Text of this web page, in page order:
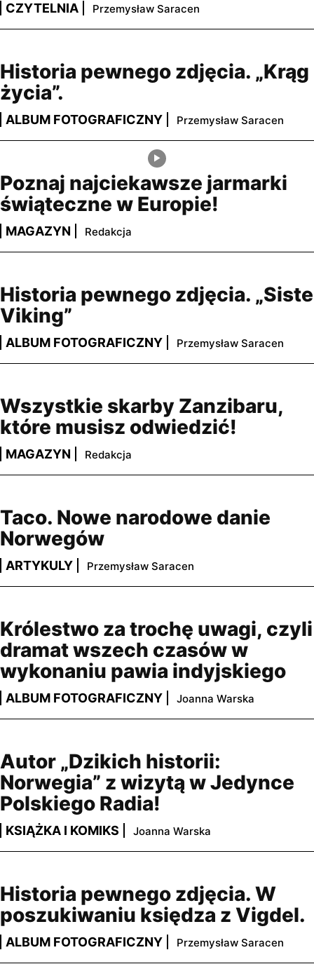
CZYTELNIA Przemysław Saracen
Historia pewnego zdjęcia. „Krąg
życia”.
ALBUM FOTOGRAFICZNY Przemysław Saracen
Poznaj najciekawsze jarmarki
świąteczne w Europie!
MAGAZYN Redakcja
Historia pewnego zdjęcia. „Siste
Viking”
ALBUM FOTOGRAFICZNY Przemysław Saracen
Wszystkie skarby Zanzibaru,
które musisz odwiedzić!
MAGAZYN Redakcja
Taco. Nowe narodowe danie
Norwegów
ARTYKULY Przemysław Saracen
Królestwo za trochę uwagi, czyli
dramat wszech czasów w
wykonaniu pawia indyjskiego
ALBUM FOTOGRAFICZNY Joanna Warska
Autor „Dzikich historii:
Norwegia” z wizytą w Jedynce
Polskiego Radia!
KSIĄŻKA I KOMIKS Joanna Warska
Historia pewnego zdjęcia. W
poszukiwaniu księdza z Vigdel.
ALBUM FOTOGRAFICZNY Przemysław Saracen